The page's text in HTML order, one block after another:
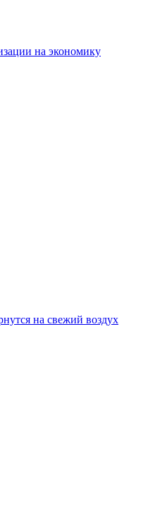
на экономику
на свежий воздух